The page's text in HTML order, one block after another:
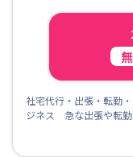
社宅代行・出張・転勤
ジネス 急な出張や転勤